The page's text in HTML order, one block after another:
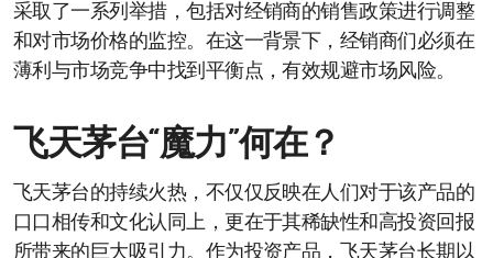
采取了一系列举措，包括对经销商的销售政策进行调整
和对市场价格的监控。在这一背景下，经销商们必须在
薄利与市场竞争中找到平衡点，有效规避市场风险。
飞天茅台“魔力”何在？
飞天茅台的持续火热，不仅仅反映在人们对于该产品的
口口相传和文化认同上，更在于其稀缺性和高投资回报
所带来的巨大吸引力。作为投资产品，飞天茅台长期以